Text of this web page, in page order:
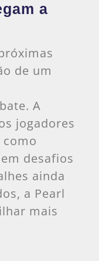
a
de um
A
jogadores
desafios
ainda
a Pearl
mais